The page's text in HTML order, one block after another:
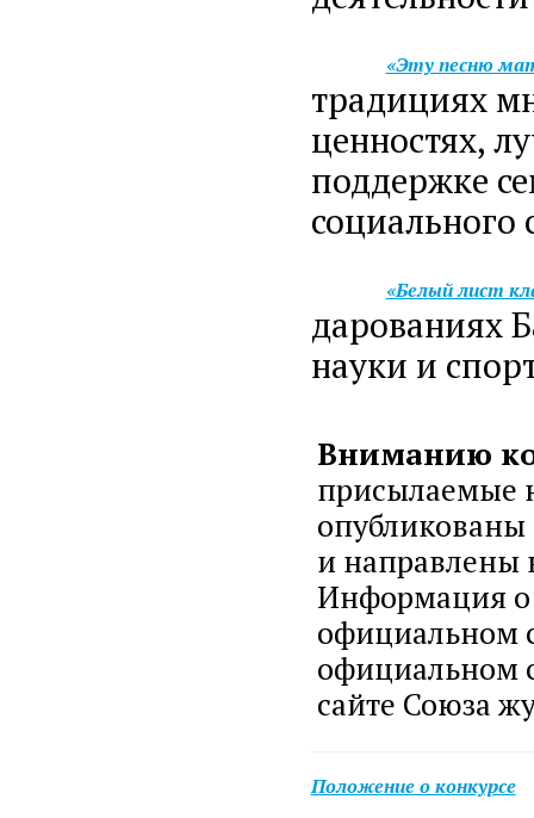
«Эту песню
традициях
ценностях,
поддержке
социального
«Белый лист
дарованиях
науки и
Вниманию
присылаемые
и направлены
Информация о
официальном
официальном
сайте Союза
Положение о конкурсе